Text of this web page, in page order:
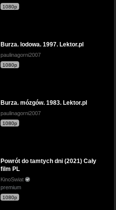
1080p
Burza. lodowa. 1997. Lektor.pl
paulinagorni2007
1080p
Burza. mózgów. 1983. Lektor.pl
paulinagorni2007
1080p
Powrót do tamtych dni (2021) Cały
film PL
KinoSwiat
premium
1080p